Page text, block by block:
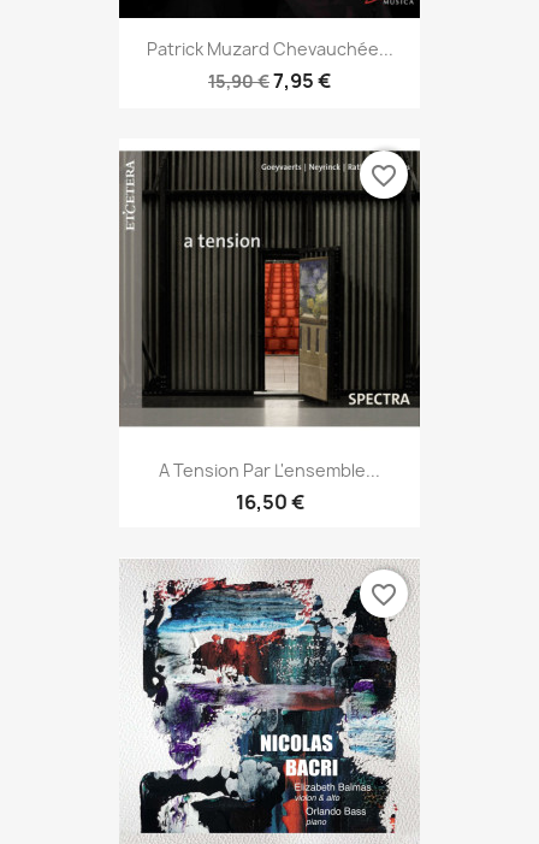
Patrick Muzard Chevauchée...
15,90 €7,95 €
A Tension Par L'ensemble...
16,50 €
favorite_border
favorite_border